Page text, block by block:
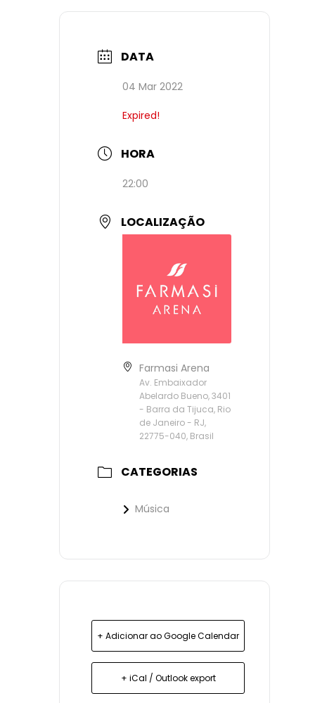
DATA
04 Mar 2022
Expired!
HORA
22:00
LOCALIZAÇÃO
Farmasi Arena
Av. Embaixador
Abelardo Bueno, 3401
- Barra da Tijuca, Rio
de Janeiro - RJ,
22775-040, Brasil
CATEGORIAS
Música
+ Adicionar ao Google Calendar
+ iCal / Outlook export